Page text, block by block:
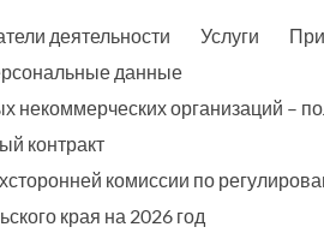
деятельности Услуги
данные
некоммерческих организаций –
контракт
комиссии по
края на 2026 год